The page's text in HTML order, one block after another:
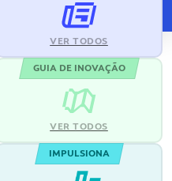
VER TODOS
GUIA DE INOVAÇÃO
VER TODOS
IMPULSIONA